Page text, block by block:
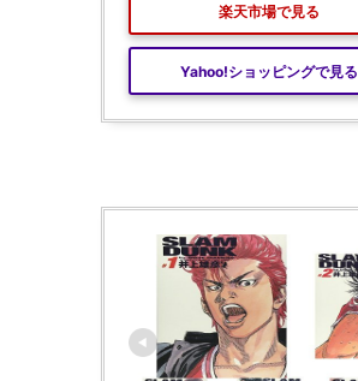
楽天市場で見る
Yahoo!ショッピングで見る